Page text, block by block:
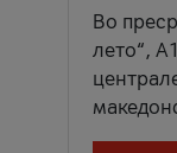
Во
лето“,